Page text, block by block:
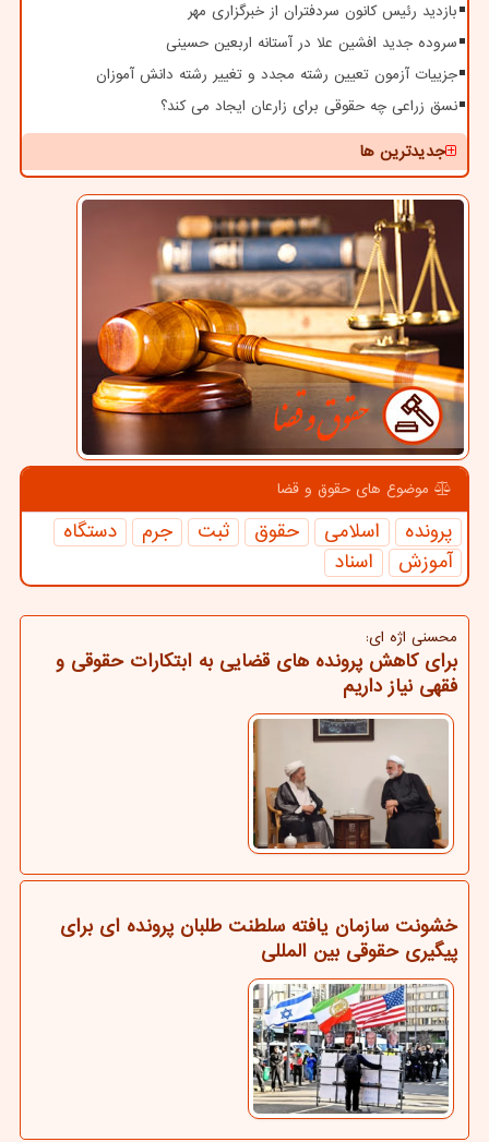
بازدید رئیس کانون سردفتران از خبرگزاری مهر
سروده جدید افشین علا در آستانه اربعین حسینی
جزییات آزمون تعیین رشته مجدد و تغییر رشته دانش آموزان
نسق زراعی چه حقوقی برای زارعان ایجاد می کند؟
جدیدترین ها
موضوع های حقوق و قضا
پرونده اسلامی حقوق ثبت جرم
دستگاه
آموزش
اسناد
محسنی اژه ای:
برای کاهش پرونده های قضایی به ابتکارات حقوقی و
فقهی نیاز داریم
خشونت سازمان یافته سلطنت طلبان پرونده ای برای
پیگیری حقوقی بین المللی